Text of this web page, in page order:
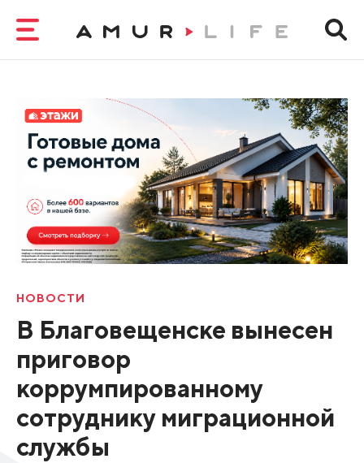
НОВОСТИ
В Благовещенске вынесен
приговор
коррумпированному
сотруднику миграционной
службы